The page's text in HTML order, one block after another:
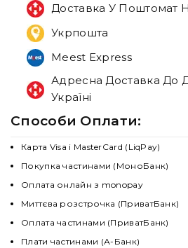
Доставка У Поштомат
Укрпошта
Meest Express
Адресна Доставка До
Україні
Способи Оплати:
Карта Visa і MasterCard (LiqPay)
Покупка частинами (МоноБанк)
Оплата онлайн з monopay
Миттєва розстрочка (ПриватБанк)
Оплата частинами (ПриватБанк)
Плати частинами (А-Банк)